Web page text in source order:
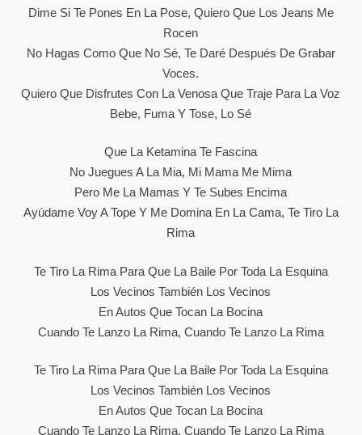
Dime Si Te Pones En La Pose, Quiero Que Los Jeans Me
Rocen
No Hagas Como Que No Sé, Te Daré Después De Grabar
Voces.
Quiero Que Disfrutes Con La Venosa Que Traje Para La Voz
Bebe, Fuma Y Tose, Lo Sé
Que La Ketamina Te Fascina
No Juegues A La Mia, Mi Mama Me Mima
Pero Me La Mamas Y Te Subes Encima
Ayúdame Voy A Tope Y Me Domina En La Cama, Te Tiro La
Rima
Te Tiro La Rima Para Que La Baile Por Toda La Esquina
Los Vecinos También Los Vecinos
En Autos Que Tocan La Bocina
Cuando Te Lanzo La Rima, Cuando Te Lanzo La Rima
Te Tiro La Rima Para Que La Baile Por Toda La Esquina
Los Vecinos También Los Vecinos
En Autos Que Tocan La Bocina
Cuando Te Lanzo La Rima, Cuando Te Lanzo La Rima